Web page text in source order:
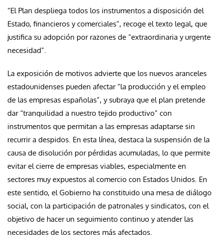
“El Plan despliega todos los instrumentos a disposición del
Estado, financieros y comerciales”, recoge el texto legal, que
justifica su adopción por razones de “extraordinaria y urgente
necesidad”.
La exposición de motivos advierte que los nuevos aranceles
estadounidenses pueden afectar “la producción y el empleo
de las empresas españolas”, y subraya que el plan pretende
dar “tranquilidad a nuestro tejido productivo” con
instrumentos que permitan a las empresas adaptarse sin
recurrir a despidos. En esta línea, destaca la suspensión de la
causa de disolución por pérdidas acumuladas, lo que permite
evitar el cierre de empresas viables, especialmente en
sectores muy expuestos al comercio con Estados Unidos. En
este sentido, el Gobierno ha constituido una mesa de diálogo
social, con la participación de patronales y sindicatos, con el
objetivo de hacer un seguimiento continuo y atender las
necesidades de los sectores más afectados.